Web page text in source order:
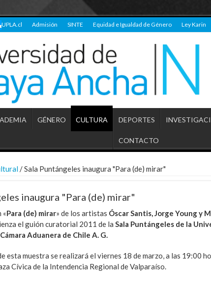
UPLA.cl Admisión SINTE Equidad e Igualdad de Género Ley Karin
GÉNERO CULTURA DEPORTES
CONTACTO
/Sala Puntángeles inaugura "Para (de) mirar"
inaugura "Para (de) mirar"
«Para (de) mirar» de los artistas Óscar Santis, Jorge Young y
el guión curatorial 2011 de la Sala Puntángeles de la
Cámara Aduanera de Chile A. G.
esta muestra se realizará el viernes 18 de marzo, a las 19:00
Cívica de la Intendencia Regional de Valparaíso.